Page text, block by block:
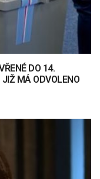
DO 14.
MÁ ODVOLENO